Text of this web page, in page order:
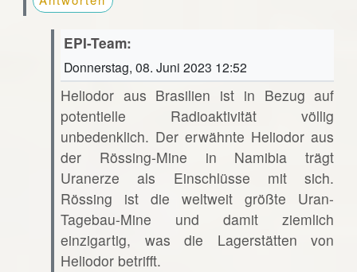
EPI-Team:
Donnerstag, 08. Juni 2023 12:52
Heliodor aus Brasilien ist in Bezug auf
potentielle Radioaktivität völlig
unbedenklich. Der erwähnte Heliodor aus
der Rössing-Mine in Namibia trägt
Uranerze als Einschlüsse mit sich.
Rössing ist die weltweit größte Uran-
Tagebau-Mine und damit ziemlich
einzigartig, was die Lagerstätten von
Heliodor betrifft.